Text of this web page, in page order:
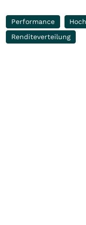
Performance
Renditeverteilung